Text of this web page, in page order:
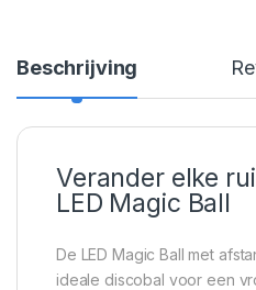
Beschrijving
Verander elke
LED Magic Ball
De LED Magic Ball met
ideale discobal voor een